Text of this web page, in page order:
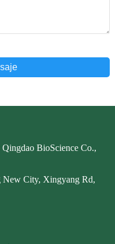
Qingdao BioScience Co.,
New City, Xingyang Rd,